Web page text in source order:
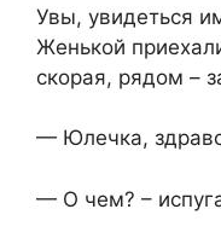
Увы, увидеться
Женькой
скорая, рядом –
— Юлечка,
— О чем? –